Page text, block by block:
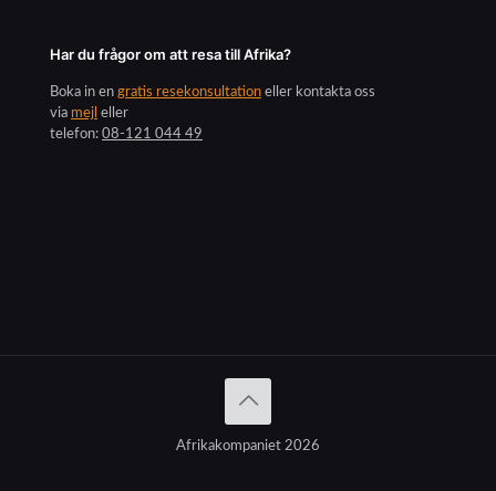
Har du frågor om att resa till Afrika?
Boka in en gratis resekonsultation eller kontakta oss
via mejl eller
telefon: 08-121 044 49
Afrikakompaniet 2026